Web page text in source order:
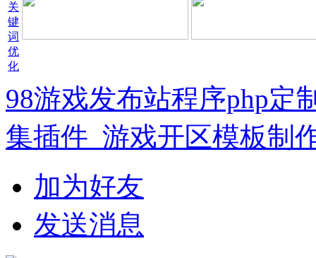
98游戏发布站程序php定
集插件_游戏开区模板制
加为好友
发送消息